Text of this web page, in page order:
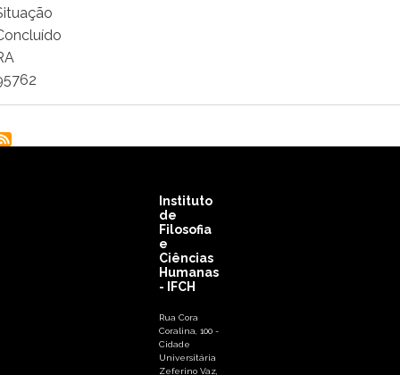
Instituto
de
Filosofia
e
Ciências
Humanas
- IFCH
Rua Cora
Coralina, 100 -
Cidade
Universitária
Zeferino Vaz,